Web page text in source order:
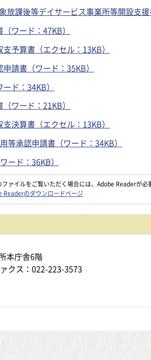
放課後等デイサービス事業所等開設支援
ワード：47KB）
予算書（エクセル：13KB）
請書（ワード：35KB）
ド：34KB）
ワード：21KB）
決算書（エクセル：13KB）
等承認申請書（ワード：34KB）
ード：36KB）
ファイルをご覧いただく場合には、Adobe Readerが
Readerのダウンロードページ
本庁舎6階
クス：022-223-3573